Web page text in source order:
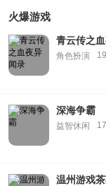
火爆游戏
青云传之
角色扮演
深海争霸
益智休闲
温州游戏